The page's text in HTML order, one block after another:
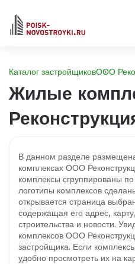
Каталог застройщиковООО
Жилые
В данном разделе
комплексах ООО
комплексы сгруппированы
логотипы комплексов
открывается страница
содержащая его адрес,
строительства и новости.
комплексов ООО
застройщика. Если
удобно просмотреть их на